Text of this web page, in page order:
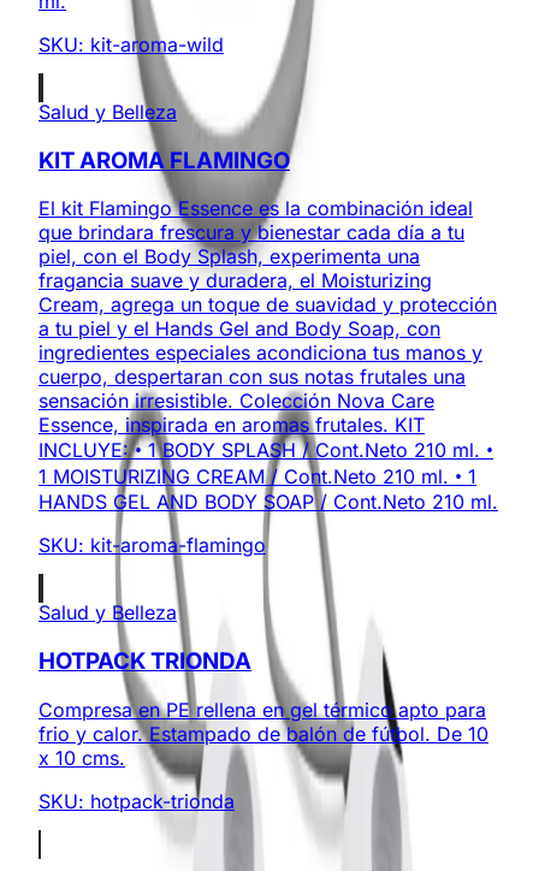
SKU: kit-aroma-wild
Salud y Belleza
KIT AROMA FLAMINGO
El kit Flamingo Essence es la combinación ideal
que brindara frescura y bienestar cada día a tu
piel, con el Body Splash, experimenta una
fragancia suave y duradera, el Moisturizing
Cream, agrega un toque de suavidad y protección
a tu piel y el Hands Gel and Body Soap, con
ingredientes especiales acondiciona tus manos y
cuerpo, despertaran con sus notas frutales una
sensación irresistible. Colección Nova Care
Essence, inspirada en aromas frutales. KIT
INCLUYE: • 1 BODY SPLASH / Cont.Neto 210 ml. •
1 MOISTURIZING CREAM / Cont.Neto 210 ml. • 1
HANDS GEL AND BODY SOAP / Cont.Neto 210 ml.
SKU: kit-aroma-flamingo
Salud y Belleza
HOTPACK TRIONDA
Compresa en PE rellena en gel térmico apto para
frio y calor. Estampado de balón de fútbol. De 10
x 10 cms.
SKU: hotpack-trionda